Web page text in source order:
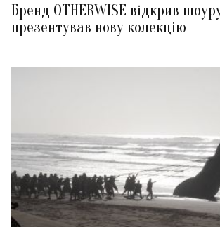
Бренд OTHERWISE відкрив
презентував нову колекцію